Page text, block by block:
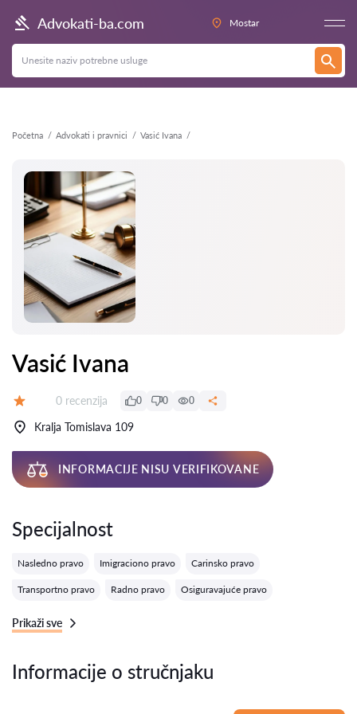
Advokati-ba.com Mostar
Početna Advokati i pravnici Vasić Ivana
Nazad
Vasić Ivana
Recenzija:
0 recenzija 0 0 0
Kralja Tomislava 109
INFORMACIJE NISU VERIFIKOVANE
Specijalnost
Nasledno pravo Imigraciono pravo Carinsko pravo
Transportno pravo Radno pravo Osiguravajuće pravo
Prikaži sve
Informacije o stručnjaku